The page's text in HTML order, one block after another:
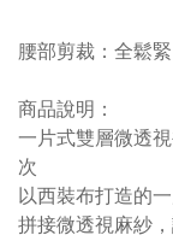
腰部剪裁 ： 全鬆緊
商品說明：
一片式雙層微透視
次
以西裝布打造的
拼接微透視麻紗，